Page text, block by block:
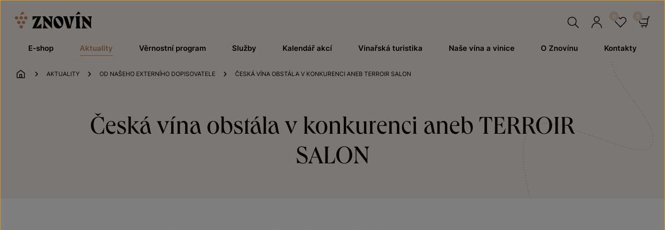
E-shop Aktuality Věrnostní program Služby Kalendář akcí Vinařská turistika Naše vína a vinice O Znovínu Kontakty
ÚVOD
AKTUALITY OD NAŠEHO EXTERNÍHO DOPISOVATELE ČESKÁ VÍNA OBSTÁLA V KONKURENCI ANEB TERROIR SALON
Česká vína obstála v konkurenci aneb TERROIR
SALON